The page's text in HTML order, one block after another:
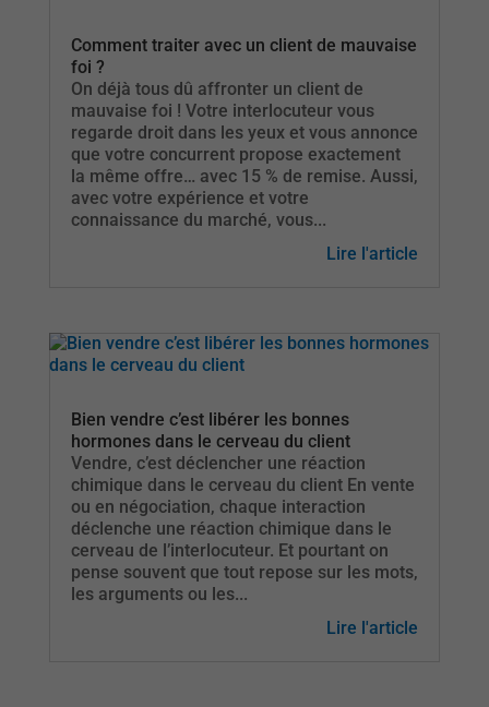
Comment traiter avec un client de mauvaise
foi ?
On déjà tous dû affronter un client de
mauvaise foi ! Votre interlocuteur vous
regarde droit dans les yeux et vous annonce
que votre concurrent propose exactement
la même offre… avec 15 % de remise. Aussi,
avec votre expérience et votre
connaissance du marché, vous...
Lire l'article
Bien vendre c’est libérer les bonnes
hormones dans le cerveau du client
Vendre, c’est déclencher une réaction
chimique dans le cerveau du client En vente
ou en négociation, chaque interaction
déclenche une réaction chimique dans le
cerveau de l’interlocuteur. Et pourtant on
pense souvent que tout repose sur les mots,
les arguments ou les...
Lire l'article